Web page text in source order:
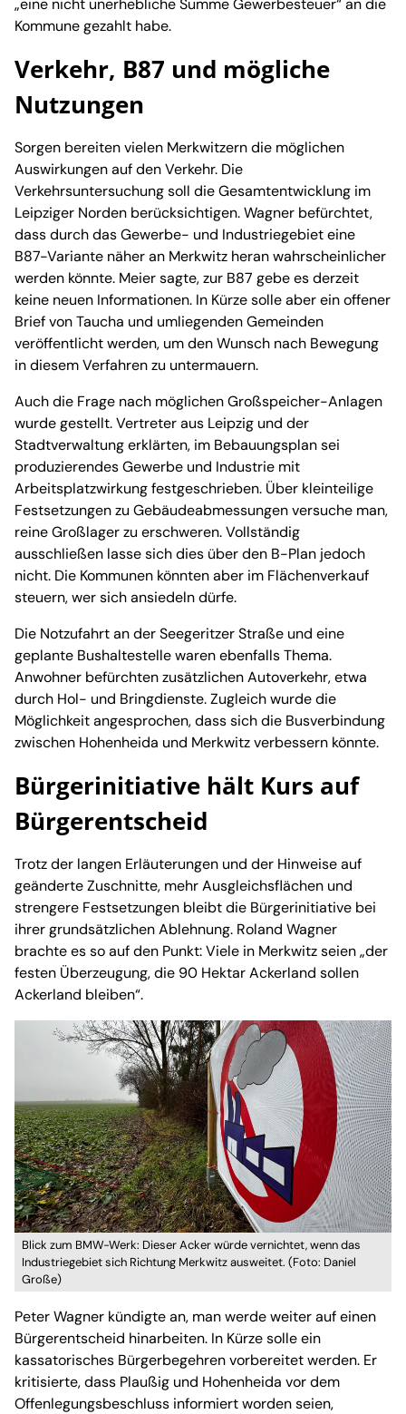
Kommune gezahlt habe.
Verkehr, B87 und mögliche
Nutzungen
Sorgen bereiten vielen Merkwitzern die möglichen
Auswirkungen auf den Verkehr. Die
Verkehrsuntersuchung soll die Gesamtentwicklung im
Leipziger Norden berücksichtigen. Wagner befürchtet,
dass durch das Gewerbe- und Industriegebiet eine
B87-Variante näher an Merkwitz heran wahrscheinlicher
werden könnte. Meier sagte, zur B87 gebe es derzeit
keine neuen Informationen. In Kürze solle aber ein offener
Brief von Taucha und umliegenden Gemeinden
veröffentlicht werden, um den Wunsch nach Bewegung
in diesem Verfahren zu untermauern.
Auch die Frage nach möglichen Großspeicher-Anlagen
wurde gestellt. Vertreter aus Leipzig und der
Stadtverwaltung erklärten, im Bebauungsplan sei
produzierendes Gewerbe und Industrie mit
Arbeitsplatzwirkung festgeschrieben. Über kleinteilige
Festsetzungen zu Gebäudeabmessungen versuche man,
reine Großlager zu erschweren. Vollständig
ausschließen lasse sich dies über den B-Plan jedoch
nicht. Die Kommunen könnten aber im Flächenverkauf
steuern, wer sich ansiedeln dürfe.
Die Notzufahrt an der Seegeritzer Straße und eine
geplante Bushaltestelle waren ebenfalls Thema.
Anwohner befürchten zusätzlichen Autoverkehr, etwa
durch Hol- und Bringdienste. Zugleich wurde die
Möglichkeit angesprochen, dass sich die Busverbindung
zwischen Hohenheida und Merkwitz verbessern könnte.
Bürgerinitiative hält Kurs auf
Bürgerentscheid
Trotz der langen Erläuterungen und der Hinweise auf
geänderte Zuschnitte, mehr Ausgleichsflächen und
strengere Festsetzungen bleibt die Bürgerinitiative bei
ihrer grundsätzlichen Ablehnung. Roland Wagner
brachte es so auf den Punkt: Viele in Merkwitz seien „der
festen Überzeugung, die 90 Hektar Ackerland sollen
Ackerland bleiben“.
Blick zum BMW-Werk: Dieser Acker würde vernichtet, wenn das
Industriegebiet sich Richtung Merkwitz ausweitet. (Foto: Daniel
Große)
Peter Wagner kündigte an, man werde weiter auf einen
Bürgerentscheid hinarbeiten. In Kürze solle ein
kassatorisches Bürgerbegehren vorbereitet werden. Er
kritisierte, dass Plaußig und Hohenheida vor dem
Offenlegungsbeschluss informiert worden seien,